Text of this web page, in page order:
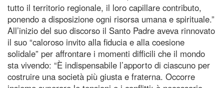
tutto il territorio regionale, il loro capillare contributo,
ponendo a disposizione ogni risorsa umana e spirituale.”
All’inizio del suo discorso il Santo Padre aveva rinnovato
il suo “caloroso invito alla fiducia e alla coesione
solidale” per affrontare i momenti difficili che il mondo
sta vivendo: “È indispensabile l’apporto di ciascuno per
costruire una società più giusta e fraterna. Occorre